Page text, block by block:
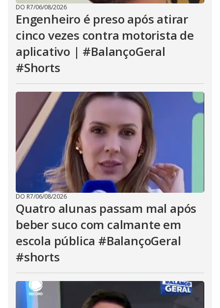
DO R7/06/08/2026
Engenheiro é preso após atirar
cinco vezes contra motorista de
aplicativo | #BalançoGeral
#Shorts
DO R7/06/08/2026
Quatro alunas passam mal após
beber suco com calmante em
escola pública #BalançoGeral
#shorts